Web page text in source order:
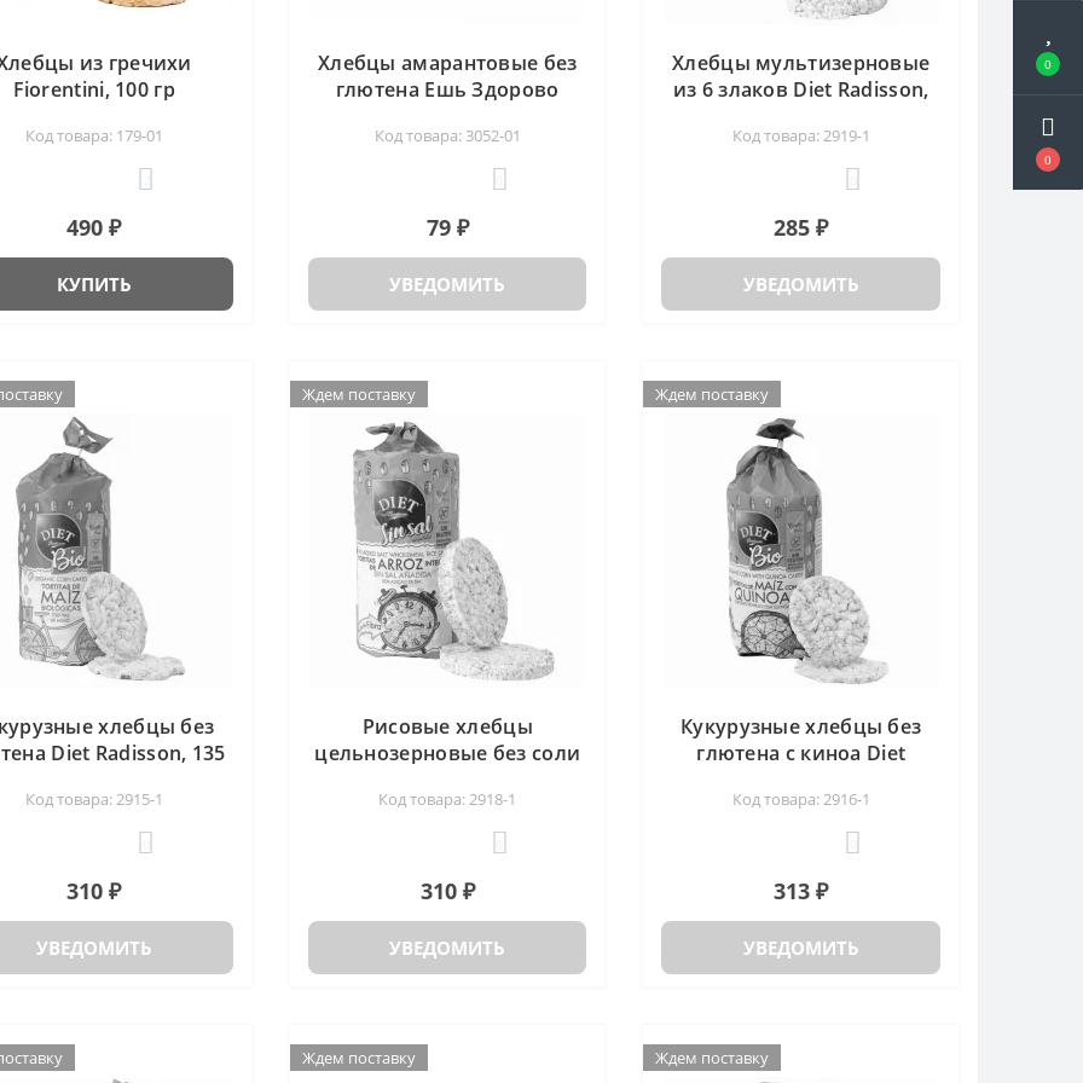
0
0
из гречихи
Fiorentini, 100 гр
Код товара: 179-01
490 ₽
КУПИТЬ
Хлебцы амарантовые без
глютена Ешь Здорово
Код товара: 3052-01
79 ₽
УВЕДОМИТЬ
Хлебцы мультизерновые
из 6 злаков Diet Radisson,
Код товара: 2919-1
285 ₽
УВЕДОМИТЬ
хлебцы без
Diet Radisson, 135
Код товара: 2915-1
310 ₽
УВЕДОМИТЬ
Ждем поставку
Ждем поставку
Рисовые хлебцы
цельнозерновые без соли
130 гр
Код товара: 2918-1
310 ₽
УВЕДОМИТЬ
Ждем поставку
Ждем поставку
Кукурузные хлебцы без
глютена с киноа Diet
Код товара: 2916-1
313 ₽
УВЕДОМИТЬ
Ждем поставку
Ждем поставку Ждем поставку
Ждем поставку